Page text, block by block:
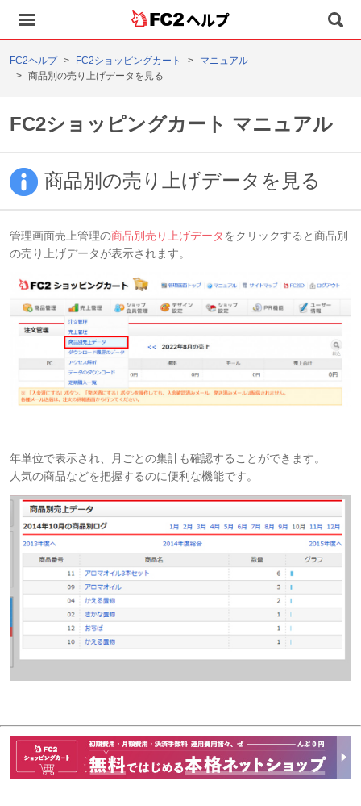
ヘルプ
FC2ヘルプ FC2ショッピングカート
マニュアル
商品別の売り上げデータを見る
FC2ショッピングカート マニュアル
商品別の売り上げデータを見る
管理画面売上管理の商品別売り上げデータをクリックすると商品別
の売り上げデータが表示されます。
年単位で表示され、月ごとの集計も確認することができます。
人気の商品などを把握するのに便利な機能です。